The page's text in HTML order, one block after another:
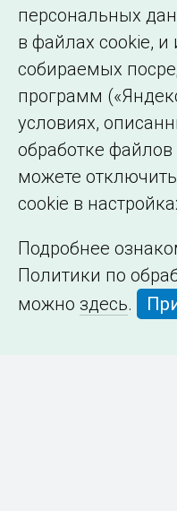
персональных
в файлах cookie,
собираемых
программ
условиях,
обработке
можете
cookie в
Подробнее
Политики по
можно здесь.